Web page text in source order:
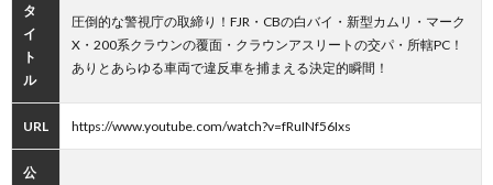
タ
イ
ト
ル
圧倒的な警視庁の取締り！FJR・CBの白バイ・新型カムリ・マーク
X・200系クラウンの覆面・クラウンアスリートの交パ・所轄PC！
ありとあらゆる車両で違反車を捕まえる決定的瞬間！
URL https://www.youtube.com/watch?v=fRuINf56Ixs
公